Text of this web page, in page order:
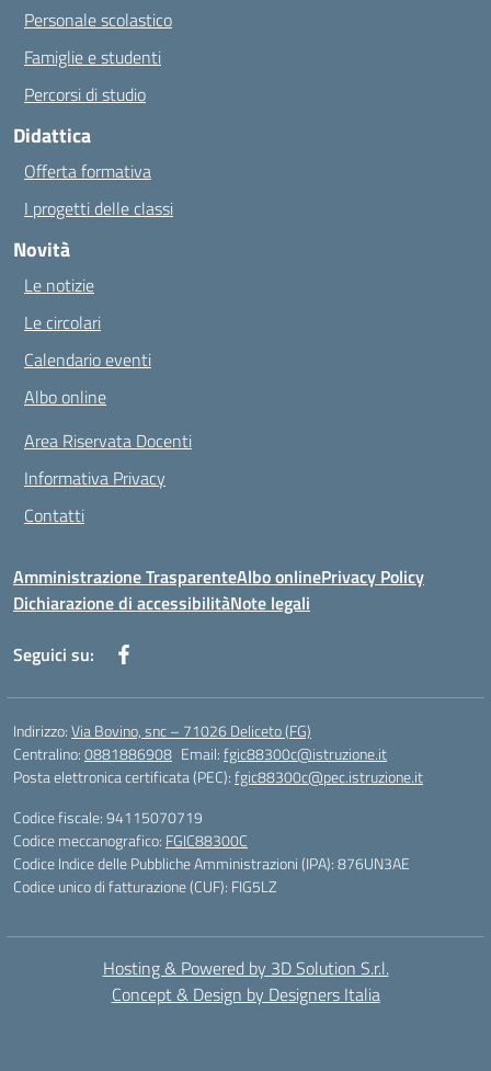
Personale scolastico
Famiglie e studenti
Percorsi di studio
Didattica
Offerta formativa
I progetti delle classi
Novità
Le notizie
Le circolari
Calendario eventi
Albo online
Area Riservata Docenti
Informativa Privacy
Contatti
Amministrazione TrasparenteAlbo onlinePrivacy Policy
Dichiarazione di accessibilitàNote legali
Seguici su:
Indirizzo:Via Bovino, snc – 71026 Deliceto (FG)
Centralino:0881886908 Email:fgic88300c@istruzione.it
Posta elettronica certificata (PEC):fgic88300c@pec.istruzione.it
Codice fiscale: 94115070719
Codice meccanografico: FGIC88300C
Codice Indice delle Pubbliche Amministrazioni (IPA): 876UN3AE
Codice unico di fatturazione (CUF): FIG5LZ
Hosting & Powered by 3D Solution S.r.l.
Concept & Design by Designers Italia